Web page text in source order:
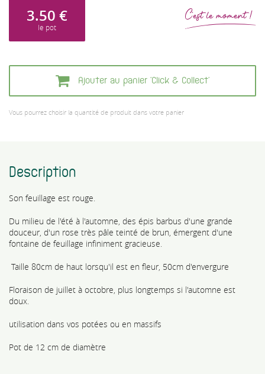
3.50 €
le pot
C'est le moment !
Ajouter au panier 'Click & Collect'
Vous pourrez choisir la quantité de produit dans votre panier
Description
Son feuillage est rouge.
Du milieu de l'été à l'automne, des épis barbus d'une grande
douceur, d'un rose très pâle teinté de brun, émergent d'une
fontaine de feuillage infiniment gracieuse.
Taille 80cm de haut lorsqu'il est en fleur, 50cm d'envergure
Floraison de juillet à octobre, plus longtemps si l'automne est
doux.
utilisation dans vos potées ou en massifs
Pot de 12 cm de diamètre